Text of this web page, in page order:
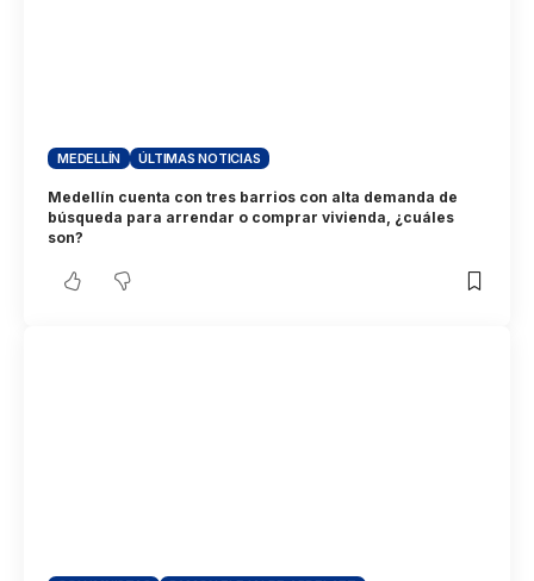
MEDELLÍN ÚLTIMAS NOTICIAS
Medellín cuenta con tres barrios con alta demanda de
búsqueda para arrendar o comprar vivienda, ¿cuáles
son?